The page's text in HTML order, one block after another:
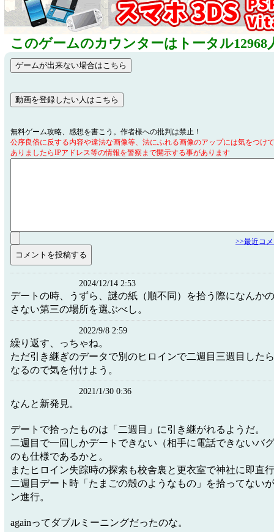
このゲームのカウンターはトータル12968
無料ゲーム攻略、感想を書こう。作者様への批判は禁止！
公序良俗に反する内容や違法な画像等、法にふれる画像のアップには気をつけ
ありましたらIPアドレス等の情報を警察まで開示する事があります
>>最近コ
2024/12/14 2:53
デートの時、うずら、謎の紙（順不同）を拾う際になんか
さない第三の場所を選ぶべし。
2022/9/8 2:59
繰り返す、っちゃね。
ただ引き継ぎのデータで別のヒロインで二週目三週目した
なるので気を付けよう。
2021/1/30 0:36
なんと新発見。
デートで拾ったものは「二週目」に引き継がれるようだ。
二週目で一回しかデートできない（相手に電話できないバ
のも仕様であるかと。
またヒロイン失踪時の探索も校舎裏と更衣室で神社に即直
二週目デート時「たまごの殻のようなもの」を拾ってない
ン進行。
againってダブルミーニングだったのな。